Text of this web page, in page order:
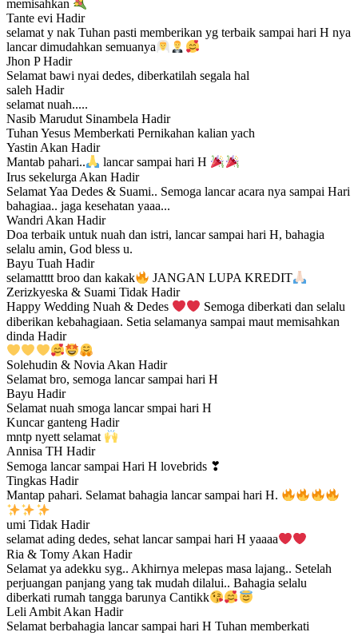
memisahkan
Tante evi Hadir
selamat y nak Tuhan pasti memberikan yg terbaik sampai hari H nya
lancar dimudahkan semuanya
Jhon PHadir
Selamat bawi nyai dedes, diberkatilah segala hal
saleh Hadir
selamat nuah.....
Nasib Marudut Sinambela Hadir
Tuhan Yesus Memberkati Pernikahan kalian yach
YastinAkan Hadir
Mantab pahari..
lancar sampai hari H
Irus sekelurga Akan Hadir
Selamat Yaa Dedes & Suami.. Semoga lancar acara nya sampai Hari
bahagiaa.. jaga kesehatan yaaa...
Wandri Akan Hadir
Doa terbaik untuk nuah dan istri, lancar sampai hari H, bahagia
selalu amin, God bless u.
Bayu Tuah Hadir
selamatttt broo dan kakak
JANGAN LUPA KREDIT
Zerizkyeska & Suami Tidak Hadir
Happy Wedding Nuah & Dedes
Semoga diberkati dan selalu
diberikan kebahagiaan. Setia selamanya sampai maut memisahkan
dinda Hadir
Solehudin & Novia Akan Hadir
Selamat bro, semoga lancar sampai hari H
Bayu Hadir
Selamat nuah smoga lancar smpai hari H
Kuncar ganteng Hadir
mntp nyett selamat
Annisa TH Hadir
Semoga lancar sampai Hari H lovebrids ❣
Tingkas Hadir
Mantap pahari. Selamat bahagia lancar sampai hari H.
umi Tidak Hadir
selamat ading dedes, sehat lancar sampai hari H yaaaa
Ria & Tomy Akan Hadir
Selamat ya adekku syg.. Akhirnya melepas masa lajang.. Setelah
perjuangan panjang yang tak mudah dilalui.. Bahagia selalu
diberkati rumah tangga barunya Cantikk
Leli Ambit Akan Hadir
Selamat berbahagia lancar sampai hari H Tuhan memberkati